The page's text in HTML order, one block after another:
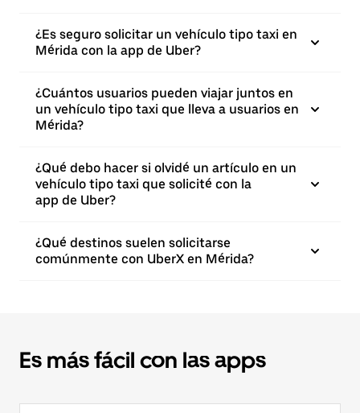
¿Es seguro solicitar un vehículo tipo taxi en
Mérida con la app de Uber?
¿Cuántos usuarios pueden viajar juntos en
un vehículo tipo taxi que lleva a usuarios en
Mérida?
¿Qué debo hacer si olvidé un artículo en un
vehículo tipo taxi que solicité con la
app de Uber?
¿Qué destinos suelen solicitarse
comúnmente con UberX en Mérida?
Es más fácil con las apps